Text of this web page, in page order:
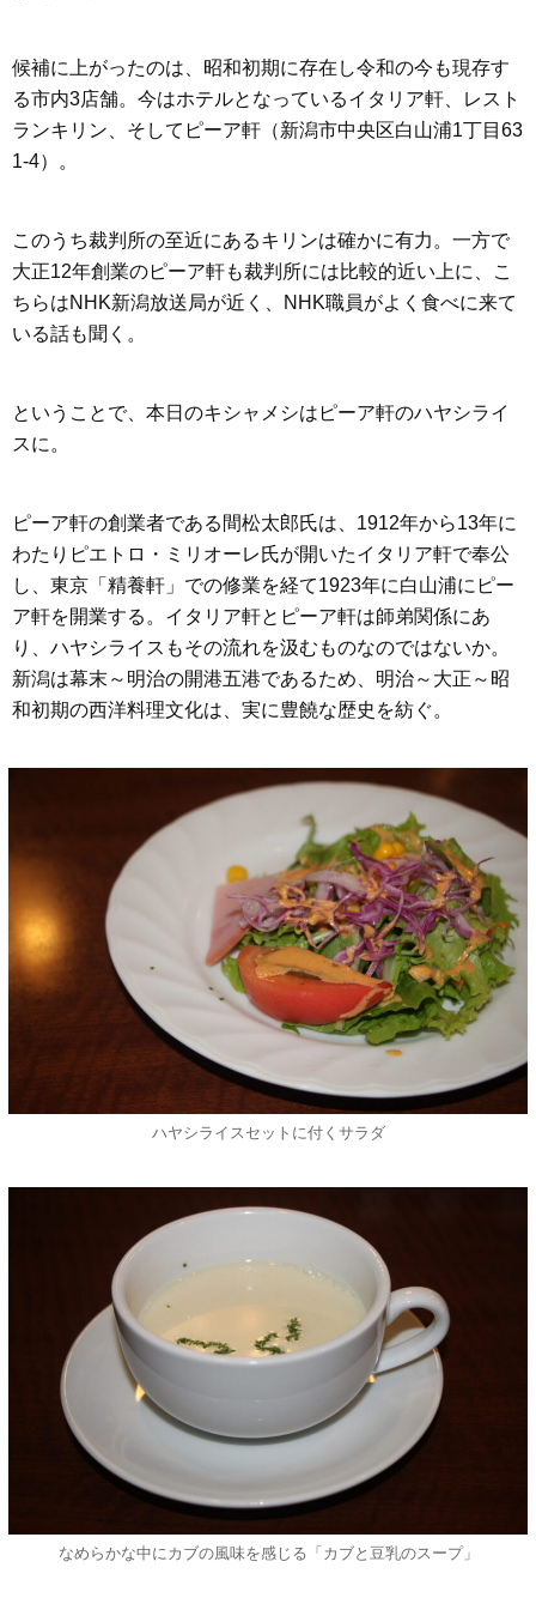
候補に上がったのは、昭和初期に存在し令和の今も現存す
る市内3店舗。今はホテルとなっているイタリア軒、レスト
ランキリン、そしてピーア軒（新潟市中央区白山浦1丁目63
1-4）。
このうち裁判所の至近にあるキリンは確かに有力。一方で
大正12年創業のピーア軒も裁判所には比較的近い上に、こ
ちらはNHK新潟放送局が近く、NHK職員がよく食べに来て
いる話も聞く。
ということで、本日のキシャメシはピーア軒のハヤシライ
スに。
ピーア軒の創業者である間松太郎氏は、1912年から13年に
わたりピエトロ・ミリオーレ氏が開いたイタリア軒で奉公
し、東京「精養軒」での修業を経て1923年に白山浦にピー
ア軒を開業する。イタリア軒とピーア軒は師弟関係にあ
り、ハヤシライスもその流れを汲むものなのではないか。
新潟は幕末～明治の開港五港であるため、明治～大正～昭
和初期の西洋料理文化は、実に豊饒な歴史を紡ぐ。
ハヤシライスセットに付くサラダ
なめらかな中にカブの風味を感じる「カブと豆乳のスープ」